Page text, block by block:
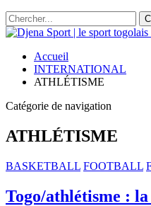
Accueil
INTERNATIONAL
ATHLÉTISME
Catégorie de navigation
ATHLÉTISME
BASKETBALL FOOTBALL
Togo/athlétisme :